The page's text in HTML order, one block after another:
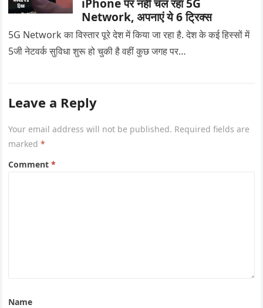
Network, अपनाएं ये 6 ट्रिक्स
5G Network का विस्तार पूरे देश में किया जा रहा है. देश के कई हिस्सों में
5जी नेटवर्क सुविधा शुरू हो चुकी है वहीं कुछ जगह पर…
Leave a Reply
Your email address will not be published. Required fields are
marked*
Comment*
Name